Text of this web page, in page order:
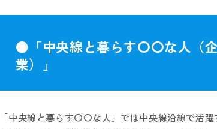
●「中央線と暮らす〇〇な人（企
業）」
「中央線と暮らす〇〇な人」では中央線沿線で活